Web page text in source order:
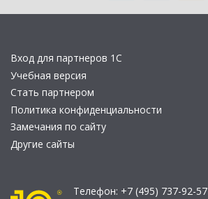
Вход для партнеров 1С
Учебная версия
Стать партнером
Политика конфиденциальности
Замечания по сайту
Другие сайты
Телефон: +7 (495) 737-92-57